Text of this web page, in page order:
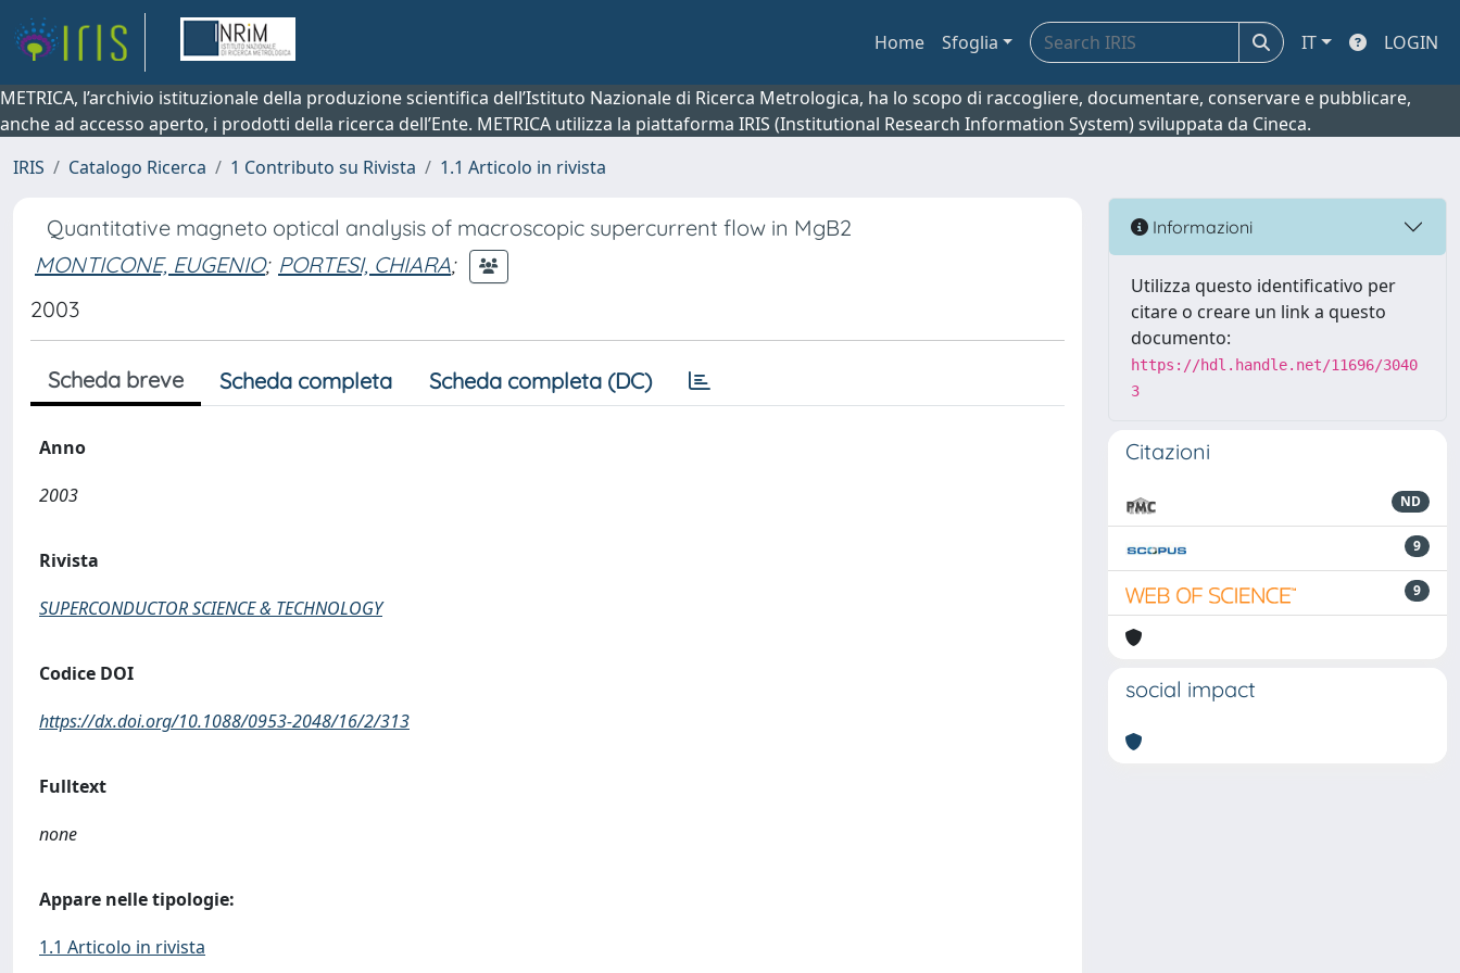
Home Sfoglia IT LOGIN
METRICA, l’archivio istituzionale della produzione scientifica dell’Istituto Nazionale di Ricerca Metrologica, ha lo scopo di raccogliere, documentare, conservare e pubblicare,
anche ad accesso aperto, i prodotti della ricerca dell’Ente. METRICA utilizza la piattaforma IRIS (Institutional Research Information System) sviluppata da Cineca.
IRIS
Catalogo Ricerca 1 Contributo su Rivista 1.1 Articolo in rivista
Quantitative magneto optical analysis of macroscopic supercurrent flow in MgB2
MONTICONE, EUGENIO; PORTESI, CHIARA;
2003
Scheda breve Scheda completa Scheda completa (DC)
Anno
2003
Rivista
SUPERCONDUCTOR SCIENCE & TECHNOLOGY
Codice DOI
https://dx.doi.org/10.1088/0953-2048/16/2/313
Fulltext
none
Appare nelle tipologie:
1.1 Articolo in rivista
Informazioni
Utilizza questo identificativo per
citare o creare un link a questo
documento:
https://hdl.handle.net/11696/3040
3
Citazioni
ND
9
9
social impact